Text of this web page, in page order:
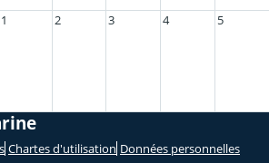
1 2 3 4 5
Chartes d'utilisation Données personnelles